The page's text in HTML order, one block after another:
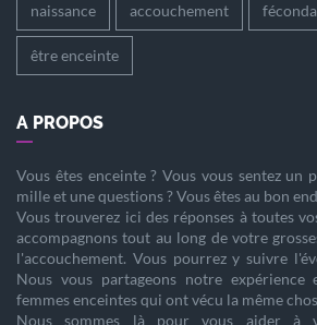
naissance accouchement
être enceinte
A PROPOS
Vous êtes enceinte? Vous vous sentez un
mille et une questions ? Vous êtes au bon
Vous trouverez ici des réponses à toutes
accompagnons tout au long de votre
l'accouchement. Vous pourrez y suivre
Nous vous partageons notre expérience
femmes enceintes qui ont vécu la même
Nous sommes là pour vous aider à